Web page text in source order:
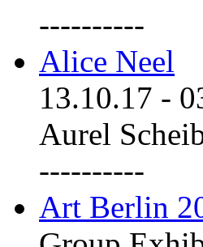
----------
Alice Neel
13.10.17 -
Aurel
----------
Art Berlin